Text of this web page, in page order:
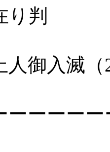
判
御入滅
ーーーー